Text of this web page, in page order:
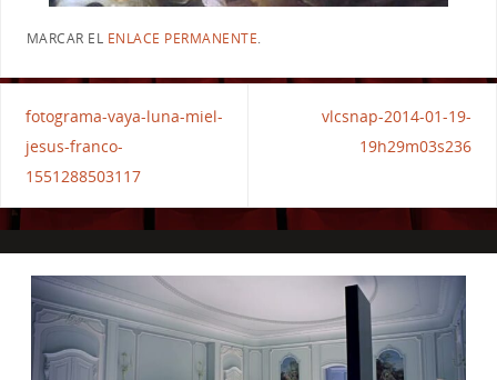
MARCAR EL ENLACE PERMANENTE.
fotograma-vaya-luna-miel-
jesus-franco-
1551288503117
vlcsnap-2014-01-19-
19h29m03s236